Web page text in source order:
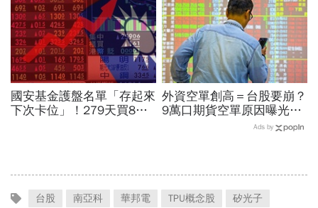
國安基金護盤名單「存起來
下次卡位」！279天買8檔
外資空單創高＝台股要崩？
9萬口期貨空單原因曝光！
華邦電、南亞科...老手喊
Ads by
台股 南亞科 華邦電 TPU概念股
矽光子